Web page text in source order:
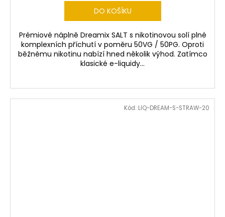
DO KOŠÍKU
Prémiové náplně Dreamix SALT s nikotinovou solí plné
komplexních příchutí v poměru 50VG / 50PG. Oproti
běžnému nikotinu nabízí hned několik výhod. Zatímco
klasické e-liquidy...
Kód: LIQ-DREAM-S-STRAW-20